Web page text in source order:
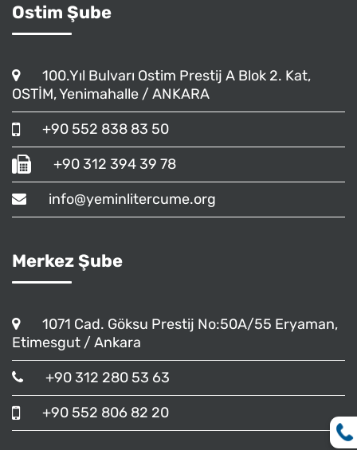
Ostim Şube
100.Yıl Bulvarı Ostim Prestij A Blok 2. Kat,
OSTİM, Yenimahalle / ANKARA
+90 552 838 83 50
+90 312 394 39 78
info@yeminlitercume.org
Merkez Şube
1071 Cad. Göksu Prestij No:50A/55 Eryaman,
Etimesgut / Ankara
+90 312 280 53 63
+90 552 806 82 20